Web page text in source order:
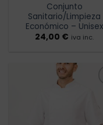
Conjunto
Sanitario/Limpieza
Económico – Unisex
24,00 € iva inc.